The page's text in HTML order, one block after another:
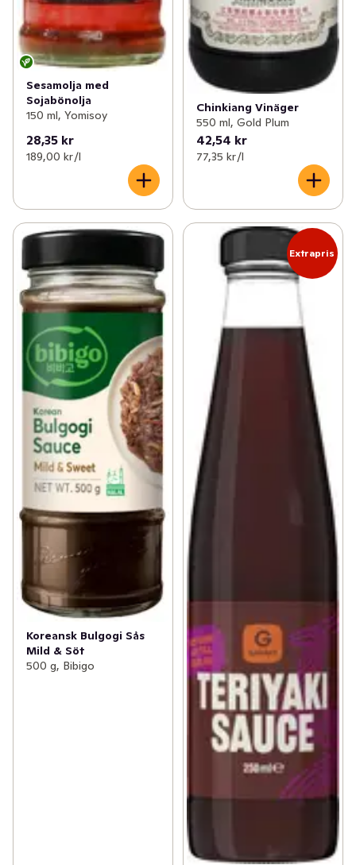
Sesamolja med
Sojabönolja
150 ml, Yomisoy
28,35 kr
189,00 kr /l
Chinkiang Vinäger
550 ml, Gold Plum
42,54 kr
77,35 kr /l
Koreansk Bulgogi Sås
Mild & Söt
500 g, Bibigo
Extrapris